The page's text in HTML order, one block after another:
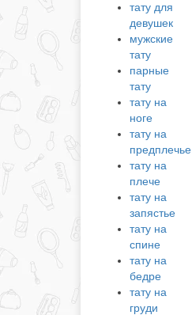
тату для
девушек
мужские
тату
парные
тату
тату на
ноге
тату на
предплечье
тату на
плече
тату на
запястье
тату на
спине
тату на
бедре
тату на
груди